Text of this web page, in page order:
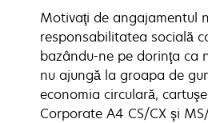
Motivaţi de angajamentul
responsabilitatea socială
bazându-ne pe dorinţa ca
nu ajungă la groapa de
economia circulară,
Corporate A4 CS/CX şi